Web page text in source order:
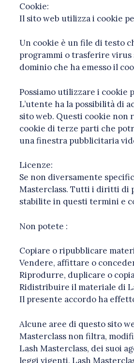
Cookie:
Il sito web utilizza i cookie
Un cookie è un file di testo
programmi o trasferire virus
dominio che ha emesso il
Possiamo utilizzare i
L’utente ha la possibilità di
sito web. Questi cookie non
cookie di terze parti che
una finestra pubblicitaria
Licenze:
Se non diversamente
Masterclass. Tutti i diritti di
stabilite in questi termini e
Non potete :
Copiare o ripubblicare
Vendere, affittare o
Riprodurre, duplicare o
Ridistribuire il materiale di
Il presente accordo ha
Alcune aree di questo sito
Masterclass non filtra,
Lash Masterclass, dei suoi
leggi vigenti, Lash